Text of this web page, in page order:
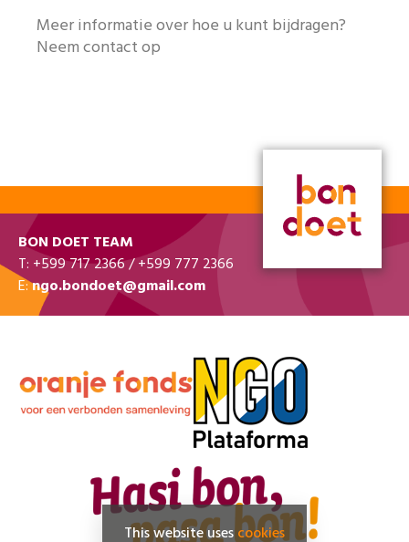
Meer informatie over hoe u kunt bijdragen?
Neem contact op
BON DOET TEAM
T: +599 717 2366 / +599 777 2366
E:ngo.bondoet@gmail.com
This website usescookies